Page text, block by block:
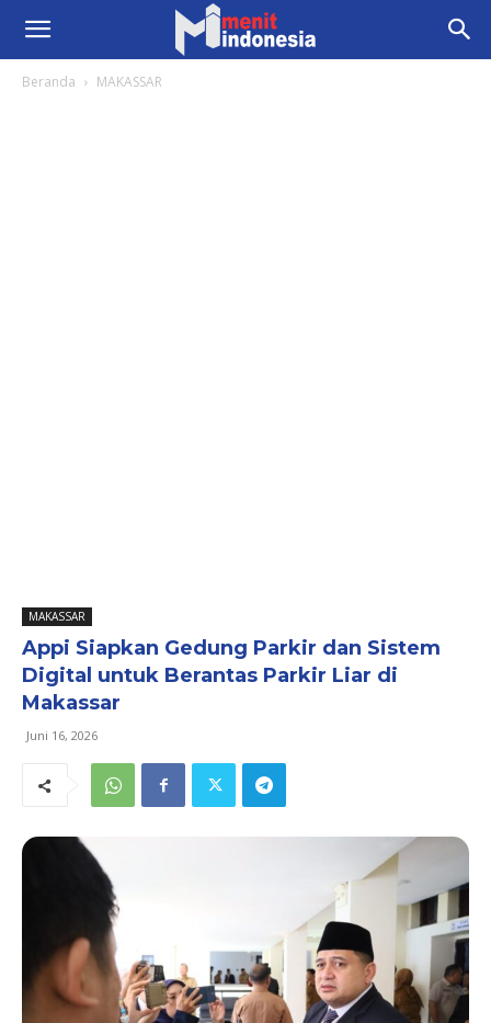
Beranda MAKASSAR
MAKASSAR
Appi Siapkan Gedung Parkir dan Sistem
Digital untuk Berantas Parkir Liar di
Makassar
Juni 16, 2026